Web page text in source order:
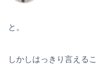
と。
しかしはっきり言える